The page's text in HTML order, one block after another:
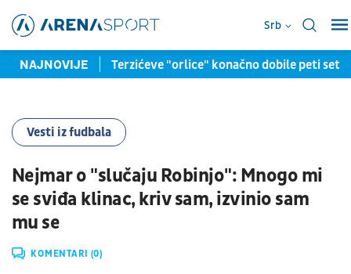
Srb
NAJNOVIJE
iz nebuha Terzićeve "orlice" konačno dobile peti set,
Vesti iz fudbala
Nejmar o "slučaju Robinjo": Mnogo mi
se sviđa klinac, kriv sam, izvinio sam
mu se
KOMENTARI (0)